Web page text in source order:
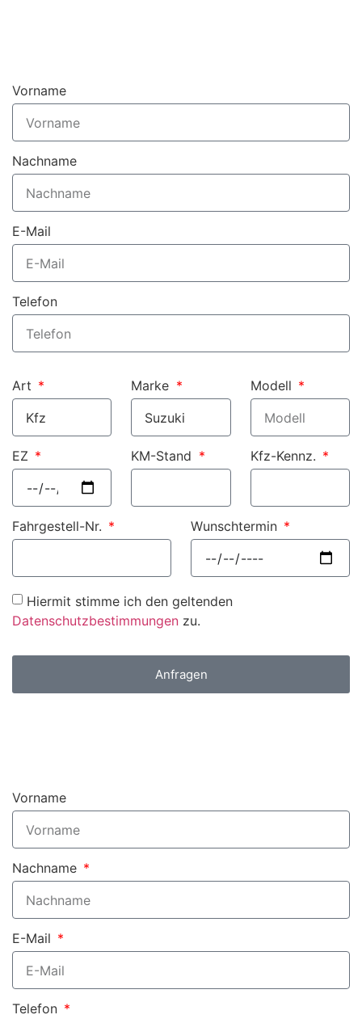
Vorname
Nachname
E-Mail
Telefon
Art Marke Modell
EZ KM-Stand Kfz-Kennz.
Fahrgestell-Nr. Wunschtermin
Hiermit stimme ich den geltenden
Datenschutzbestimmungen zu.
Anfragen
Vorname
Nachname
E-Mail
Telefon